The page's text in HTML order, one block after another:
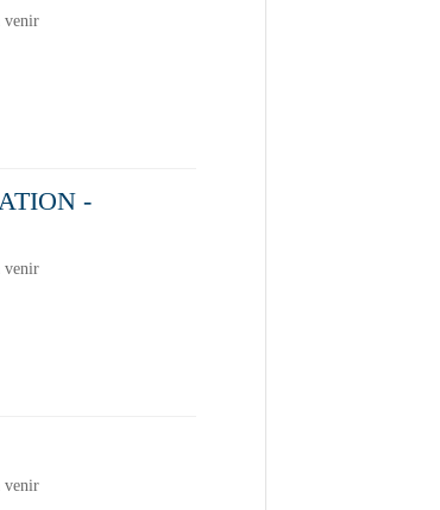
venir
-
venir
venir